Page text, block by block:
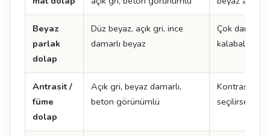
Beyaz
parlak
dolap
Düz beyaz, açık gri, ince
damarlı beyaz
Çok damarlı
kalabalık
Antrasit /
füme
dolap
Açık gri, beyaz damarlı,
beton görünümlü
Kontrast
seçilirse